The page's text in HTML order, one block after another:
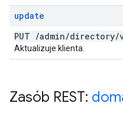
update
PUT /admin/directory/
Aktualizuje klienta.
Zasób REST: